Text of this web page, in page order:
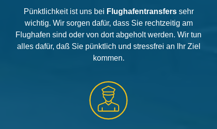
Pünktlichkeit ist uns bei Flughafentransfers sehr
wichtig. Wir sorgen dafür, dass Sie rechtzeitig am
Flughafen sind oder von dort abgeholt werden. Wir tun
alles dafür, daß Sie pünktlich und stressfrei an Ihr Ziel
kommen.